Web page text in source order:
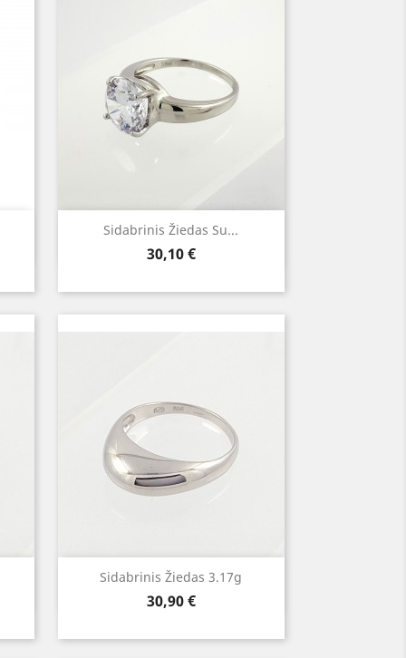
Sidabrinis Žiedas Su...
Kaina
30,10 €
Greita peržiūra
Sidabrinis Žiedas 3.17g
Kaina
30,90 €
Greita peržiūra